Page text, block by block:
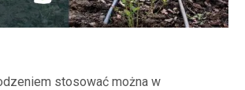
stosować można w